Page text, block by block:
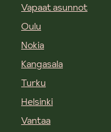
Vapaat asunnot
Oulu
Nokia
Kangasala
Turku
Helsinki
Vantaa